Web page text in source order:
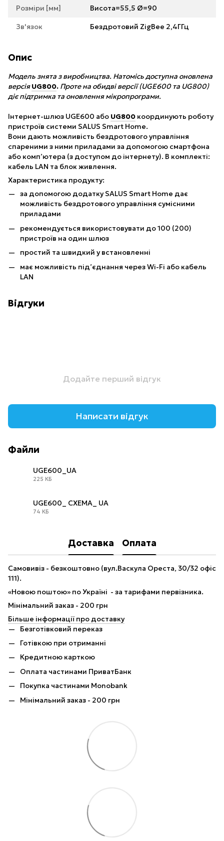
Розміри [мм] Висота=55,5 Ø=90
Зв'язок Бездротовий ZigBee 2,4ГГц
Опис
Модель знята з виробництва. Натомісь доступна оновлена
версія UG800. Проте на обидві версії (UGE600 та UG800)
діє підтримка та оновлення мікропрограми.
Інтернет-шлюз UGE600 або UG800 координують роботу
пристроїв системи SALUS Smart Home.
Вони дають можливість бездротового управління
спареними з ними приладами за допомогою смартфона
або комп’ютера (з доступом до інтернету). В комплекті:
кабель LAN та блок живлення.
Характеристика продукту:
за допомогою додатку SALUS Smart Home дає
можливість бездротового управління сумісними
приладами
рекомендується використовувати до 100 (200)
пристроїв на один шлюз
простий та швидкий у встановленні
має можливість під’єднання через Wi-Fi або кабель
LAN
Відгуки
Додайте перший відгук
Написати відгук
Файли
UGE600_UA
225 КБ
UGE600_ СХЕМА_ UA
74 КБ
Доставка Оплата
Самовивіз - безкоштовно (вул.Васкула Ореста, 30/32 офіс
111).
«Новою поштою» по Україні - за тарифами первізника.
Мінімальний заказ - 200 грн
Більше інформації про доставку
Безготівковий переказ
Готівкою при отриманні
Кредитною карткою
Оплата частинами ПриватБанк
Покупка частинами Monobank
Мінімальний заказ - 200 грн